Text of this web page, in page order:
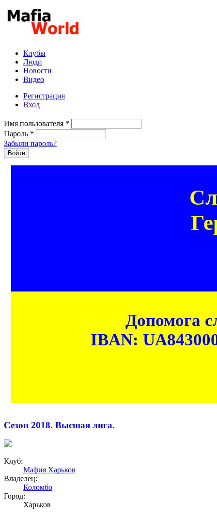
Перейти к основному содержанию
Клубы
Люди
Новости
Видео
Регистрация
Вход
Имя пользователя *
Пароль *
Забыли пароль?
Допомога
IBAN:
Сезон 2018. Высшая лига.
Клуб:
Мафия Харьков
Владелец:
Коломбо
Город:
Харьков